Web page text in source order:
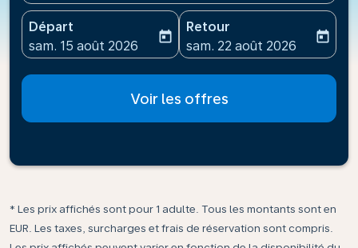
Départ
fc-booking-departure-date-aria-label
sam. 15 août 2026
today
Retour
fc-booking-return-date-
sam. 22 août 2026
today
Voir les offres
* Les prix affichés sont pour 1 adulte. Tous les montants sont en
EUR. Les taxes, surcharges et frais de réservation sont compris.